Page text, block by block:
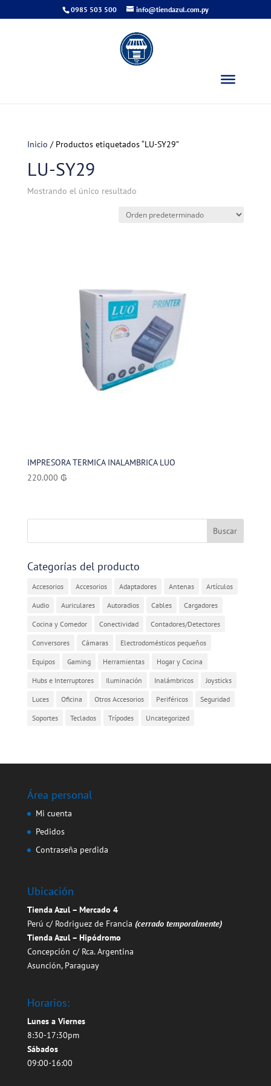
0985 503 500 info@tiendazul.com.py
Inicio / Productos etiquetados “LU-SY29”
LU-SY29
Mostrando el único resultado
IMPRESORA TERMICA INALAMBRICA LUO
220.000 ₲
Categorías del producto
Accesorios Accesorios Adaptadores Antenas Artículos
Audio Auriculares Autoradios Cables Cargadores
Cocina y Comedor Conectividad Contadores/Detectores
Conversores Cámaras Electrodomésticos pequeños
Equipos Gaming Herramientas Hogar y Cocina
Hubs e Interruptores Iluminación Inalámbricos Joysticks
Luces Oficina Otros Accesorios Periféricos Seguridad
Soportes Teclados Trípodes Uncategorized
Área personal
Mi cuenta
Pedidos
Contraseña perdida
Ubicación
Tienda Azul – Mercado 4
Perú c/ Rodriguez de Francia (cerrado temporalmente)
Tienda Azul – Hipódromo
Concepción c/ Rca. Argentina
Asunción, Paraguay
Horarios:
Lunes a Viernes
8:30-17:30pm
Sábados
09:00-16:00